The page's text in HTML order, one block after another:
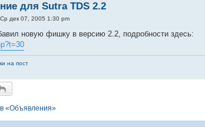
для Sutra TDS 2.2
Ср дек 07, 2005 1:30 pm
новую фишку в версию 2.2, подробности здесь:
на пост
в «Объявления»